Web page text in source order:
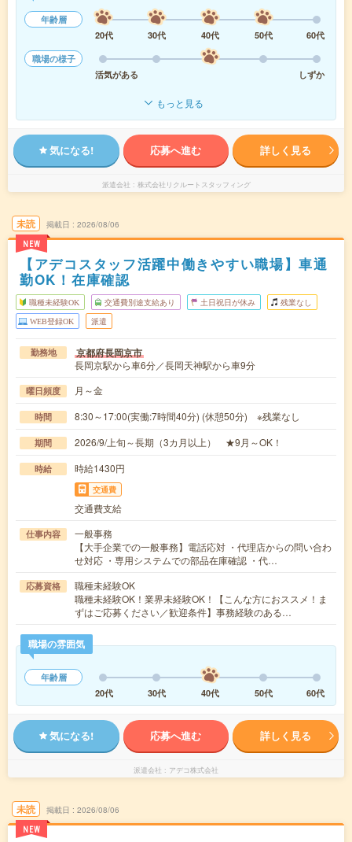
年齢層
20代
30代 40代 50代
60代
職場の様子
活気がある
しずか
もっと見る
気になる! 応募へ進む 詳しく見る
派遣会社 株式会社リクルートスタッフィング
未読
NEW
掲載日 2026/08/06
【アデコスタッフ活躍中働きやすい職場】車通
勤OK！在庫確認
職種未経験OK 交通費別途支給あり 土日祝日が休み 残業なし
WEB登録OK 派遣
勤務地 京都府長岡京市
長岡京駅から車6分／長岡天神駅から車9分
曜日頻度 月～金
時間 8:30～17:00(実働:7時間40分) (休憩50分) ※残業なし
期間 2026/9/上旬～長期（3カ月以上） ★9月～OK！
時給 時給1430円
交通費
交通費支給
仕事内容
一般事務
【大手企業での一般事務】電話応対 ・代理店からの問い合わ
せ対応 ・専用システムでの部品在庫確認 ・代…
応募資格
職種未経験OK
職種未経験OK！業界未経験OK！【こんな方におススメ！ま
ずはご応募ください／歓迎条件】事務経験のある…
職場の雰囲気
年齢層
20代
30代 40代 50代 60代
気になる! 応募へ進む 詳しく見る
派遣会社 アデコ株式会社
未読
NEW
掲載日 2026/08/06